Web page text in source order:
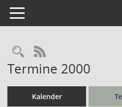
Toggle navigation
Rechercheauswahl
RSS-Feed
Termine 2000
Kalender